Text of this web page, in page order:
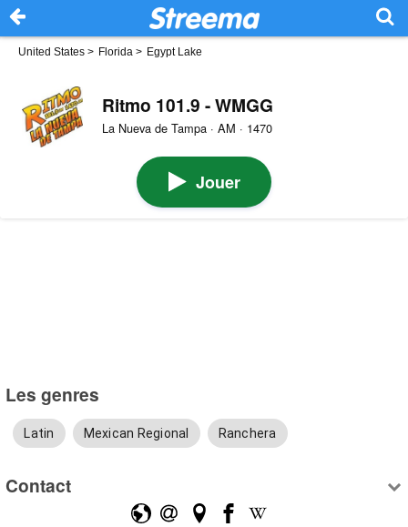
United States > Florida > Egypt Lake
Ritmo 101.9 - WMGG
La Nueva de Tampa · AM · 1470
Jouer
Les genres
Latin Mexican Regional Ranchera
Contact